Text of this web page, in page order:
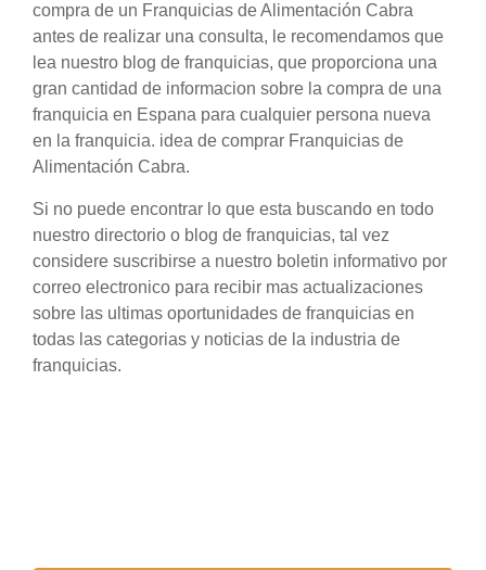
compra de un Franquicias de Alimentación Cabra
antes de realizar una consulta, le recomendamos que
lea nuestro blog de franquicias, que proporciona una
gran cantidad de informacion sobre la compra de una
franquicia en Espana para cualquier persona nueva
en la franquicia. idea de comprar Franquicias de
Alimentación Cabra.
Si no puede encontrar lo que esta buscando en todo
nuestro directorio o blog de franquicias, tal vez
considere suscribirse a nuestro boletin informativo por
correo electronico para recibir mas actualizaciones
sobre las ultimas oportunidades de franquicias en
todas las categorias y noticias de la industria de
franquicias.